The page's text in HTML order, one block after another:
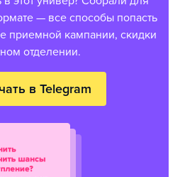
— все способы попасть
приемной кампании, скидки
отделении.
в Telegram